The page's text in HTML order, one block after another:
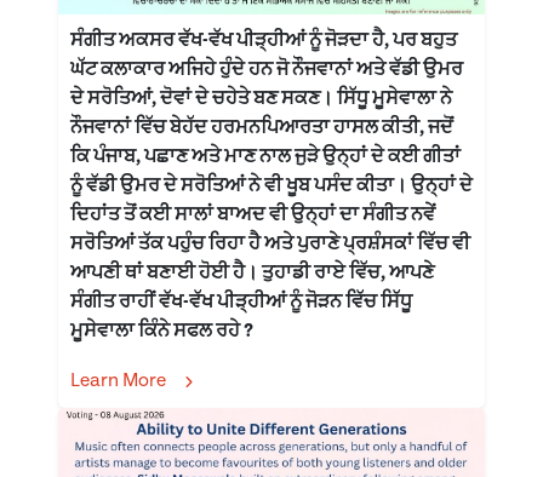
ਸੰਗੀਤ ਅਕਸਰ ਵੱਖ-ਵੱਖ ਪੀੜ੍ਹੀਆਂ ਨੂੰ ਜੋੜਦਾ ਹੈ, ਪਰ ਬਹੁਤ
ਘੱਟ ਕਲਾਕਾਰ ਅਜਿਹੇ ਹੁੰਦੇ ਹਨ ਜੋ ਨੌਜਵਾਨਾਂ ਅਤੇ ਵੱਡੀ ਉਮਰ
ਦੇ ਸਰੋਤਿਆਂ, ਦੋਵਾਂ ਦੇ ਚਹੇਤੇ ਬਣ ਸਕਣ। ਸਿੱਧੂ ਮੂਸੇਵਾਲਾ ਨੇ
ਨੌਜਵਾਨਾਂ ਵਿੱਚ ਬੇਹੱਦ ਹਰਮਨਪਿਆਰਤਾ ਹਾਸਲ ਕੀਤੀ, ਜਦੋਂ
ਕਿ ਪੰਜਾਬ, ਪਛਾਣ ਅਤੇ ਮਾਣ ਨਾਲ ਜੁੜੇ ਉਨ੍ਹਾਂ ਦੇ ਕਈ ਗੀਤਾਂ
ਨੂੰ ਵੱਡੀ ਉਮਰ ਦੇ ਸਰੋਤਿਆਂ ਨੇ ਵੀ ਖੂਬ ਪਸੰਦ ਕੀਤਾ। ਉਨ੍ਹਾਂ ਦੇ
ਦਿਹਾਂਤ ਤੋਂ ਕਈ ਸਾਲਾਂ ਬਾਅਦ ਵੀ ਉਨ੍ਹਾਂ ਦਾ ਸੰਗੀਤ ਨਵੇਂ
ਸਰੋਤਿਆਂ ਤੱਕ ਪਹੁੰਚ ਰਿਹਾ ਹੈ ਅਤੇ ਪੁਰਾਣੇ ਪ੍ਰਸ਼ੰਸਕਾਂ ਵਿੱਚ ਵੀ
ਆਪਣੀ ਥਾਂ ਬਣਾਈ ਹੋਈ ਹੈ। ਤੁਹਾਡੀ ਰਾਏ ਵਿੱਚ, ਆਪਣੇ
ਸੰਗੀਤ ਰਾਹੀਂ ਵੱਖ-ਵੱਖ ਪੀੜ੍ਹੀਆਂ ਨੂੰ ਜੋੜਨ ਵਿੱਚ ਸਿੱਧੂ
ਮੂਸੇਵਾਲਾ ਕਿੰਨੇ ਸਫਲ ਰਹੇ ?
Learn More